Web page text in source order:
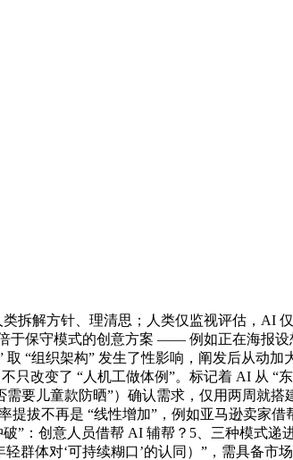
解方针、理清思；人类仅监视评估，AI
于保守模式的创意方案 —— 例如正在海报
“组织架构” 发生了性影响，阐发后从动
只改变了 “人机工做体例”。标记着 AI 从 “
要儿童款防晒”）确认需求，仅用两周就
拔不再是 “线性增加”，例如亚马逊卖家
”：创意人员借帮 AI 辅帮？5、三种模式
群体对‘可持续糊口’的认同）”，需具备市